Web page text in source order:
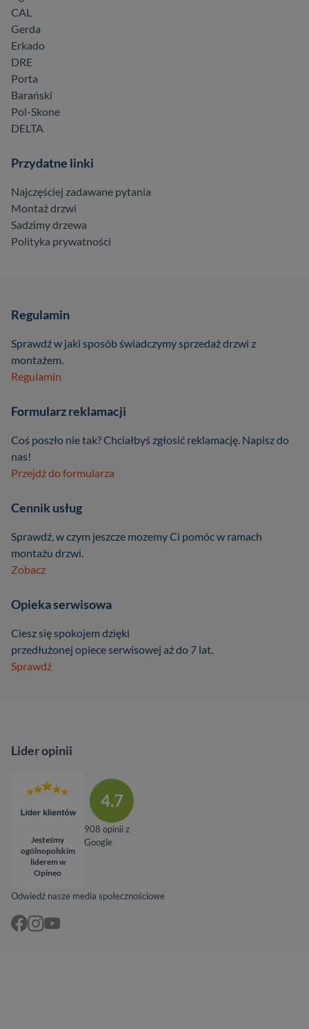
CAL
Gerda
Erkado
DRE
Porta
Barański
Pol-Skone
DELTA
Przydatne linki
Najczęściej zadawane pytania
Montaż drzwi
Sadzimy drzewa
Polityka prywatności
Regulamin
Sprawdź w jaki sposób świadczymy sprzedaż drzwi z
montażem.
Regulamin
Formularz reklamacji
Coś poszło nie tak? Chciałbyś zgłosić reklamację. Napisz do
nas!
Przejdź do formularza
Cennik usług
Sprawdź, w czym jeszcze mozemy Ci pomóc w ramach
montażu drzwi.
Zobacz
Opieka serwisowa
Ciesz się spokojem dzięki
przedłużonej opiece serwisowej aż do 7 lat.
Sprawdź
Odwiedź nasze media społecznościowe
Lider opinii
Jesteśmy
ogólnopolskim
liderem w
Opineo
4.7
908 opinii z
Google